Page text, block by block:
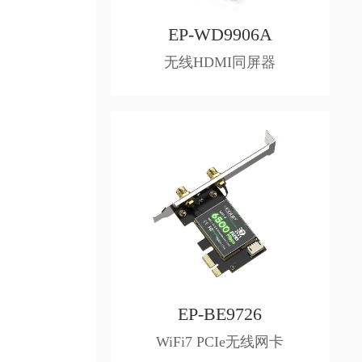
EP-WD9906A
无线HDMI同屏器
EP-BE9726
WiFi7 PCIe无线网卡